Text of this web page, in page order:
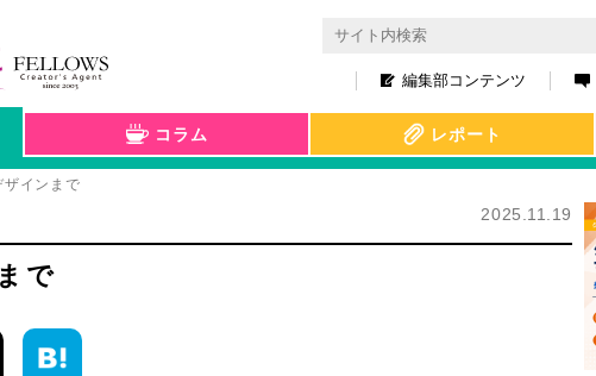
編集部コンテンツ
コラム レポート
ザインまで
2025.11.19
で